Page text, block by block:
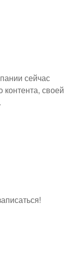
сейчас
контента, своей